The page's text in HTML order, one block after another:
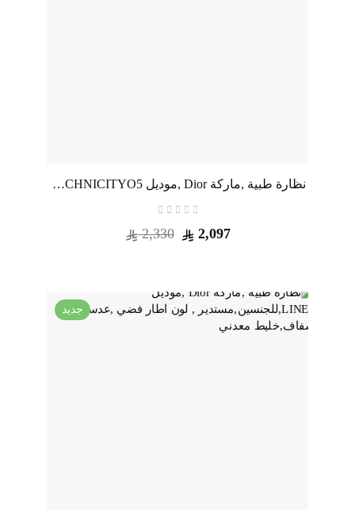
نظارة طبية ,ماركة Dior ,موديل TECHNICITYO5,للجنسين,افييتور , لون اطار فضي ,عدسة شفاف,خليط معدني
2,097
2,330
جديد